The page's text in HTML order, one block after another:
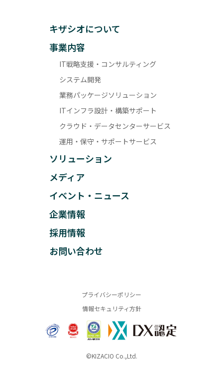
キザシオについて
事業内容
IT戦略支援・コンサルティング
システム開発
業務パッケージソリューション
ITインフラ設計・構築サポート
クラウド・データセンターサービス
運用・保守・サポートサービス
ソリューション
メディア
イベント・ニュース
企業情報
採用情報
お問い合わせ
©KIZACIO Co.,Ltd.
プライバシーポリシー
情報セキュリティ方針